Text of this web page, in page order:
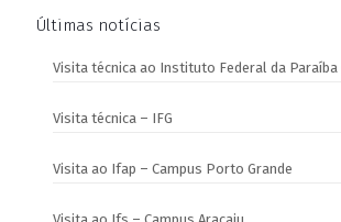
Últimas notícias
Visita técnica ao Instituto Federal da Paraíba
Visita técnica – IFG
Visita ao Ifap – Campus Porto Grande